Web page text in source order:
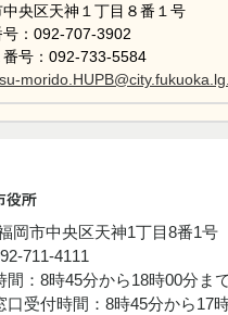
央区天神１丁目８番１号
号：092-707-3902
番号：092-733-5584
岡市中央区天神1丁目8番1号
711-4111
間：8時45分から18時00分ま
口受付時間：8時45分から17